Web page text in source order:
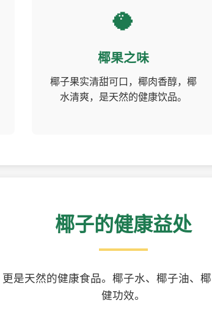
🥥
椰果之味
椰子果实清甜可口，椰肉香醇，椰
水清爽，是天然的健康饮品。
椰子的健康益处
是天然的健康食品。椰子水、椰子油、
健功效。